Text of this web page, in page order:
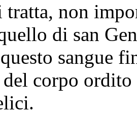
non
di san
sangue
corpo ordito